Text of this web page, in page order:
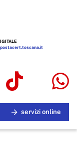
servizi online